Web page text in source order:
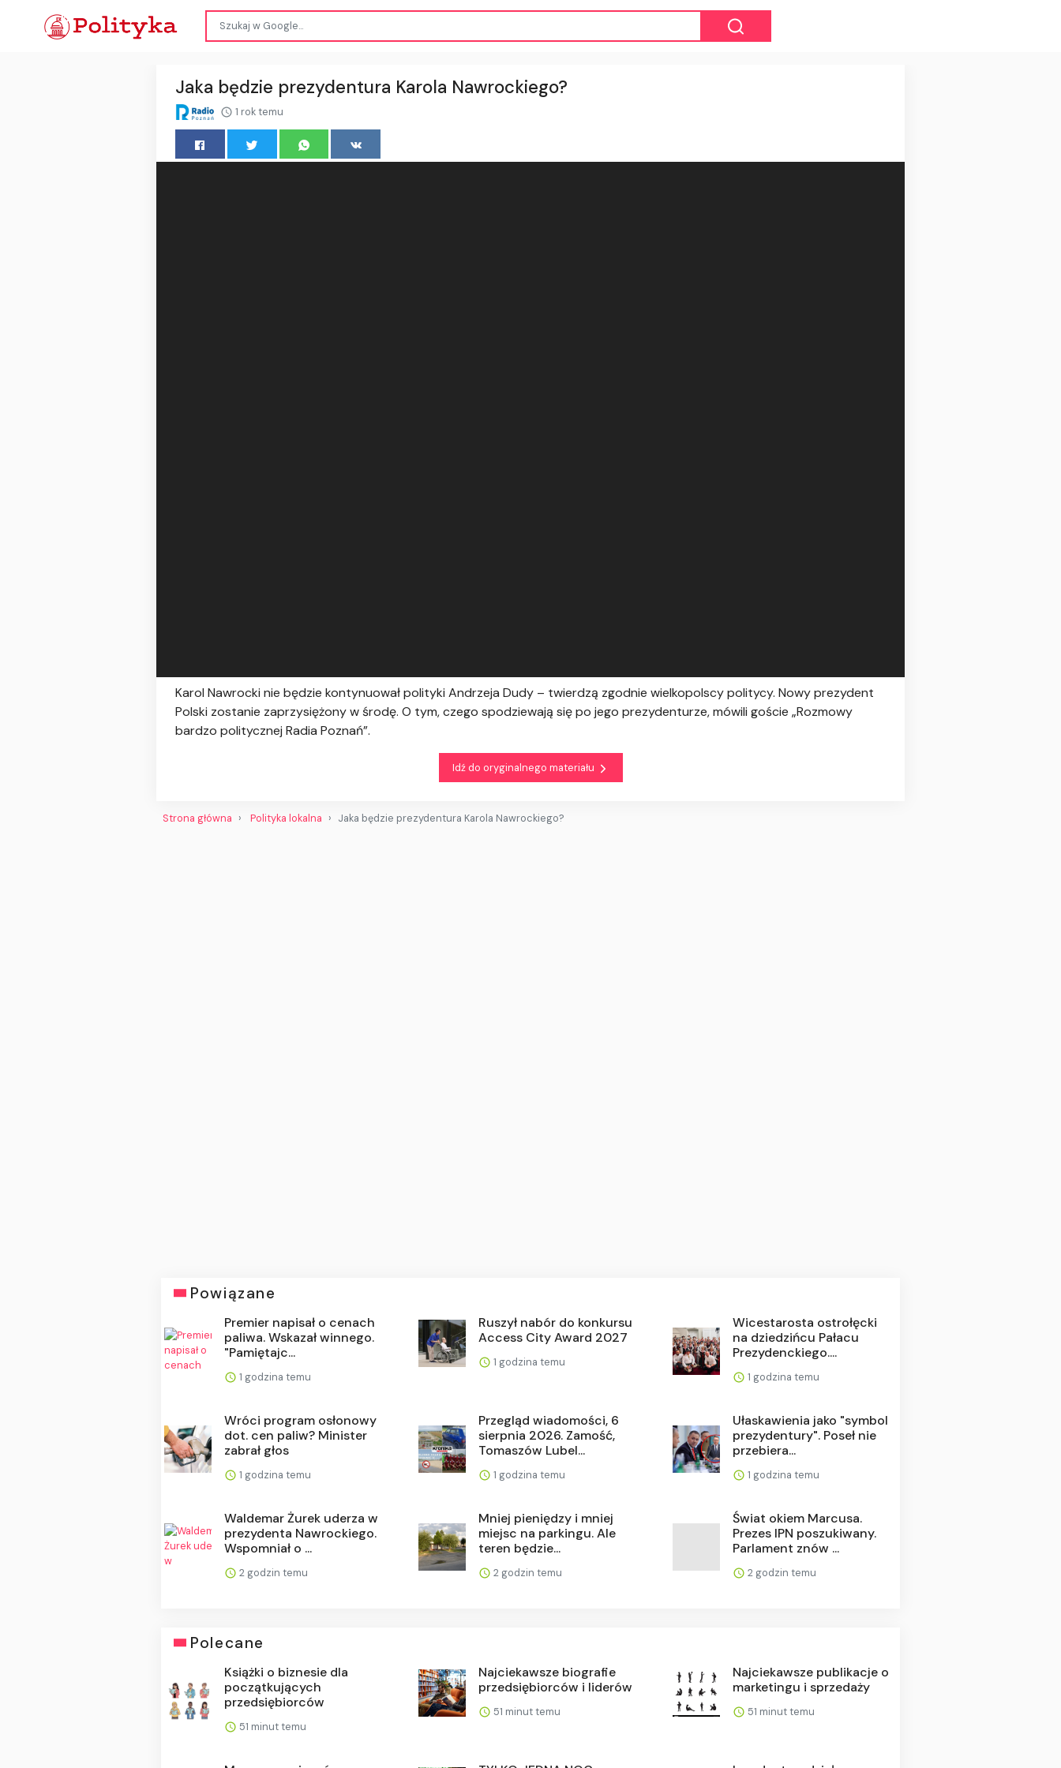
Jaka będzie prezydentura Karola Nawrockiego?
1 rok temu
Karol Nawrocki nie będzie kontynuował polityki Andrzeja Dudy – twierdzą zgodnie wielkopolscy politycy. Nowy prezydent
Polski zostanie zaprzysiężony w środę. O tym, czego spodziewają się po jego prezydenturze, mówili goście „Rozmowy
bardzo politycznej Radia Poznań”.
Idź do oryginalnego materiału
Strona główna Polityka lokalna Jaka będzie prezydentura Karola Nawrockiego?
Powiązane
Premier napisał o cenach
paliwa. Wskazał winnego.
"Pamiętajc...
1 godzina temu
Ruszył nabór do konkursu
Access City Award 2027
1 godzina temu
Wicestarosta ostrołęcki
na dziedzińcu Pałacu
Prezydenckiego....
1 godzina temu
Wróci program osłonowy
dot. cen paliw? Minister
zabrał głos
1 godzina temu
Przegląd wiadomości, 6
sierpnia 2026. Zamość,
Tomaszów Lubel...
1 godzina temu
Ułaskawienia jako "symbol
prezydentury". Poseł nie
przebiera...
1 godzina temu
Waldemar Żurek uderza w
prezydenta Nawrockiego.
Wspomniał o ...
2 godzin temu
Mniej pieniędzy i mniej
miejsc na parkingu. Ale
teren będzie...
2 godzin temu
Świat okiem Marcusa.
Prezes IPN poszukiwany.
Parlament znów ...
2 godzin temu
Polecane
Książki o biznesie dla
początkujących
przedsiębiorców
51 minut temu
Najciekawsze biografie
przedsiębiorców i liderów
51 minut temu
Najciekawsze publikacje o
marketingu i sprzedaży
51 minut temu